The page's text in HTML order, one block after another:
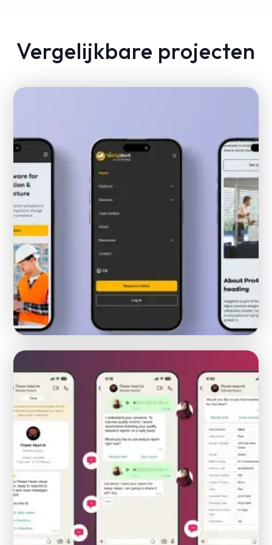
Vergelijkbare projecten
Hoe Safetyfirst een rebranding onderging en
migreerde van WordPress naar Webflow
WEBFLOW MIGRATIE